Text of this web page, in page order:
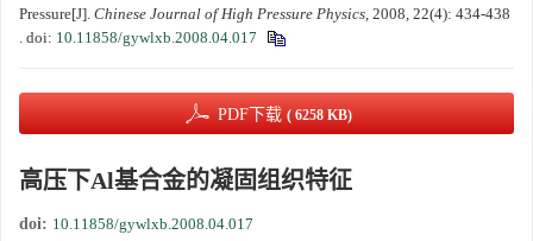
第十四届全国爆炸力学学术会议 第二轮通知
通知
《高压物理学报》第三届青年编委会招募启事
Pressure[J]. Chinese Journal of High Pressure Physics, 2008, 22(4): 434-438
. doi: 10.11858/gywlxb.2008.04.017
PDF下载 ( 6258 KB)
高压下Al基合金的凝固组织特征
doi: 10.11858/gywlxb.2008.04.017